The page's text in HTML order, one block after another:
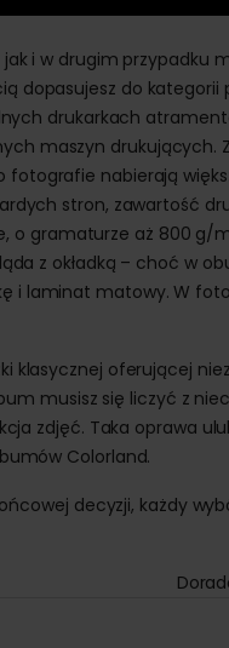
i w drugim przypadku
dopasujesz do
drukarkach
maszyn drukujących.
nabierają
stron, zawartość
o gramaturze aż 800 g/
z okładką – choć w
i laminat matowy. W
klasycznej oferującej
musisz się liczyć z
zdjęć. Taka oprawa
Colorland.
decyzji, każdy